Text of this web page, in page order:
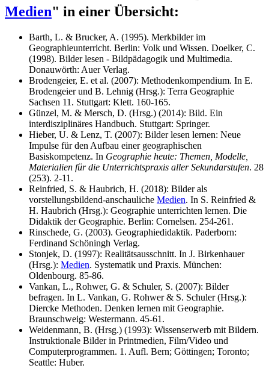
Medien" in einer Übersicht:
Barth, L. & Brucker, A. (1995). Merkbilder im
Geographieunterricht. Berlin: Volk und Wissen. Doelker, C.
(1998). Bilder lesen - Bildpädagogik und Multimedia.
Donauwörth: Auer Verlag.
Brodengeier, E. et al. (2007): Methodenkompendium. In E.
Brodengeier und B. Lehnig (Hrsg.): Terra Geographie
Sachsen 11. Stuttgart: Klett. 160-165.
Günzel, M. & Mersch, D. (Hrsg.) (2014): Bild. Ein
interdisziplinäres Handbuch. Stuttgart: Springer.
Hieber, U. & Lenz, T. (2007): Bilder lesen lernen: Neue
Impulse für den Aufbau einer geographischen
Basiskompetenz. In Geographie heute: Themen, Modelle,
Materialien für die Unterrichtspraxis aller Sekundarstufen. 28
(253). 2-11.
Reinfried, S. & Haubrich, H. (2018): Bilder als
vorstellungsbildend-anschauliche Medien. In S. Reinfried &
H. Haubrich (Hrsg.): Geographie unterrichten lernen. Die
Didaktik der Geographie. Berlin: Cornelsen. 254-261.
Rinschede, G. (2003). Geographiedidaktik. Paderborn:
Ferdinand Schöningh Verlag.
Stonjek, D. (1997): Realitätsausschnitt. In J. Birkenhauer
(Hrsg.): Medien. Systematik und Praxis. München:
Oldenbourg. 85-86.
Vankan, L., Rohwer, G. & Schuler, S. (2007): Bilder
befragen. In L. Vankan, G. Rohwer & S. Schuler (Hrsg.):
Diercke Methoden. Denken lernen mit Geographie.
Braunschweig: Westermann. 45-61.
Weidenmann, B. (Hrsg.) (1993): Wissenserwerb mit Bildern.
Instruktionale Bilder in Printmedien, Film/Video und
Computerprogrammen. 1. Aufl. Bern; Göttingen; Toronto;
Seattle: Huber.